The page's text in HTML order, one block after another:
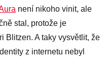
není nikoho vinit, ale
stal, protože je
Blitzen. A taky vysvětlit, že
z internetu nebyl